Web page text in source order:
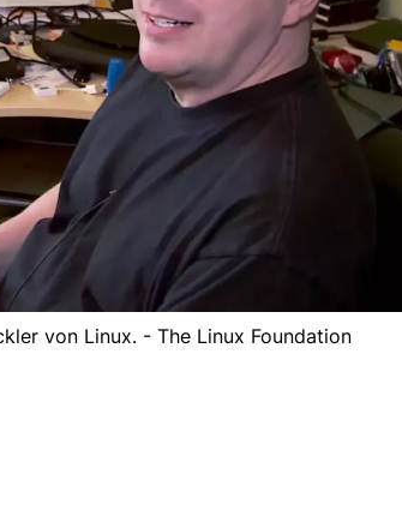
von Linux. - The Linux Foundation